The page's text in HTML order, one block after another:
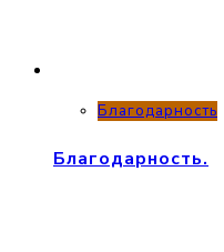
Благодарность
Благодарность.